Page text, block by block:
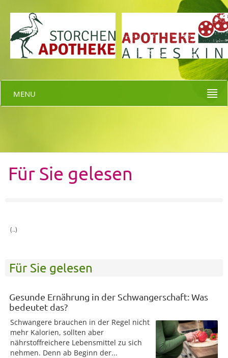
MENU
Für Sie gelesen
(..)
Für Sie gelesen
Gesunde Ernährung in der Schwangerschaft: Was
bedeutet das?
Schwangere brauchen in der Regel nicht
mehr Kalorien, sollten aber
nährstoffreichere Lebensmittel zu sich
nehmen. Denn ab Beginn der...